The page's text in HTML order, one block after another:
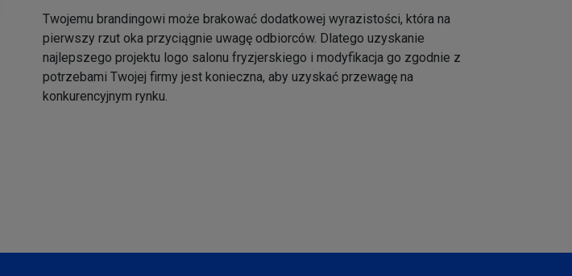
Twojemu brandingowi może brakować dodatkowej wyrazistości, która na
pierwszy rzut oka przyciągnie uwagę odbiorców. Dlatego uzyskanie
najlepszego projektu logo salonu fryzjerskiego i modyfikacja go zgodnie z
potrzebami Twojej firmy jest konieczna, aby uzyskać przewagę na
konkurencyjnym rynku.